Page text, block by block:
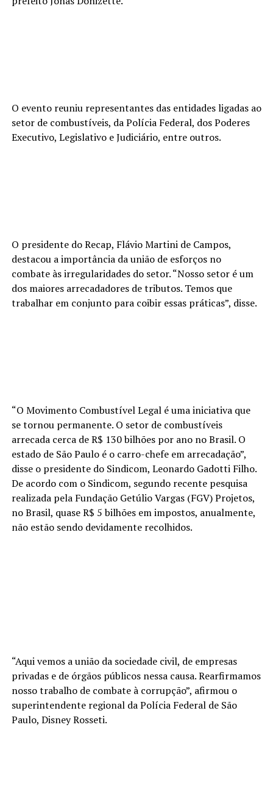
O evento reuniu representantes das entidades ligadas ao
setor de combustíveis, da Polícia Federal, dos Poderes
Executivo, Legislativo e Judiciário, entre outros.
O presidente do Recap, Flávio Martini de Campos,
destacou a importância da união de esforços no
combate às irregularidades do setor. “Nosso setor é um
dos maiores arrecadadores de tributos. Temos que
trabalhar em conjunto para coibir essas práticas”, disse.
“O Movimento Combustível Legal é uma iniciativa que
se tornou permanente. O setor de combustíveis
arrecada cerca de R$ 130 bilhões por ano no Brasil. O
estado de São Paulo é o carro-chefe em arrecadação”,
disse o presidente do Sindicom, Leonardo Gadotti Filho.
De acordo com o Sindicom, segundo recente pesquisa
realizada pela Fundação Getúlio Vargas (FGV) Projetos,
no Brasil, quase R$ 5 bilhões em impostos, anualmente,
não estão sendo devidamente recolhidos.
“Aqui vemos a união da sociedade civil, de empresas
privadas e de órgãos públicos nessa causa. Rearfirmamos
nosso trabalho de combate à corrupção”, afirmou o
superintendente regional da Polícia Federal de São
Paulo, Disney Rosseti.